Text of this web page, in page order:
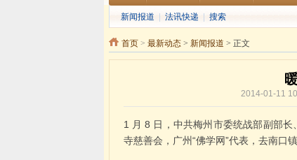
新闻报道 法讯快递 搜索
首页> 最新动态> 新闻报道 > 正文
2014-01-11
1 月 8 日，中共梅州市委统战部副部
寺慈善会，广州“佛学网”代表，去南口